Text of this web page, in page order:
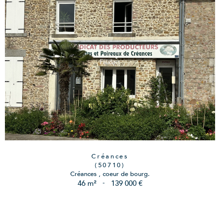
Créances
(50710)
Créances , coeur de bourg.
46 m² - 139 000 €